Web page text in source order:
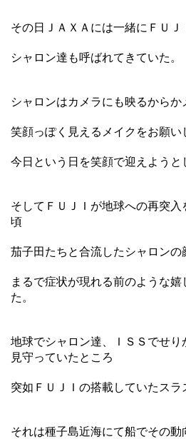
その日ＪＡＸＡには一緒にＦＵ
シャロン達も呼ばれてきていた。
シャロンはカメラにも映るからか
笑顔っぽく見えるメイクをお願い
今日という日を笑顔で迎えようと
そしてＦＵＪＩが地球への再突
頃
茄子田たちと合流したシャロン
まるで症状が現れる前のような
た。
地球でシャロン達、ＩＳＳでせ
見守っていたところ
突如ＦＵＪＩの搭載していたスラ
それは種子島近海にて船でその